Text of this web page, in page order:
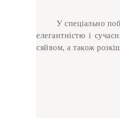
У спеціально
елегантністю і
сяйвом, а також